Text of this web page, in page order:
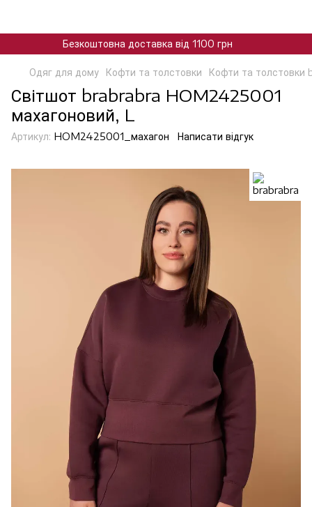
Безкоштовна доставка від 1100 грн
Одяг для дому Кофти та толстовки Кофти та толстовки
Світшот brabrabra HOM2425001
махагоновий, L
Артикул: HOM2425001_махагон Написати відгук